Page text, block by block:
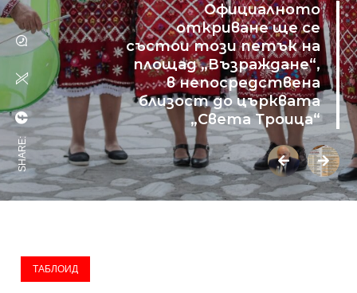
Официалното
откриване ще се
състои този петък на
площад „Възраждане“,
в непосредствена
близост до църквата
„Света Троица“
SHARE:
ТАБЛОИД